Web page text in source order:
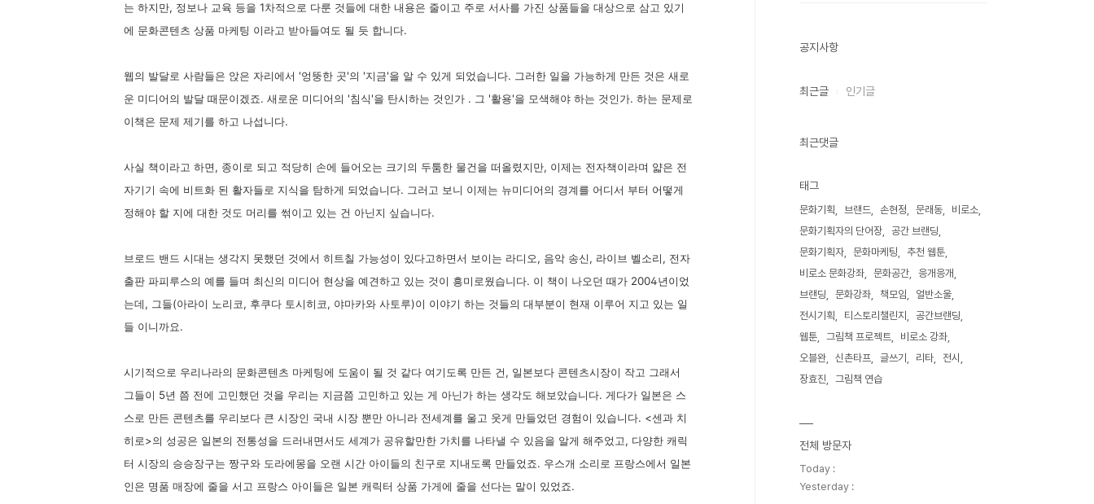
는 하지만, 정보나 교육 등을 1차적으로 다룬 것들에 대한 내용은 줄이고 주로 서사를 가진 상품들을 대상으로 삼고 있기
에 문화콘텐츠 상품 마케팅 이라고 받아들여도 될 듯 합니다.
웹의 발달로 사람들은 앉은 자리에서 '엉뚱한 곳'의 '지금'을 알 수 있게 되었습니다. 그러한 일을 가능하게 만든 것은 새로
운 미디어의 발달 때문이겠죠. 새로운 미디어의 '침식'을 탄시하는 것인가 . 그 '활용'을 모색해야 하는 것인가. 하는 문제로
이책은 문제 제기를 하고 나섭니다.
사실 책이라고 하면, 종이로 되고 적당히 손에 들어오는 크기의 두툼한 물건을 떠올렸지만, 이제는 전자책이라며 얇은 전
자기기 속에 비트화 된 활자들로 지식을 탐하게 되었습니다. 그러고 보니 이제는 뉴미디어의 경계를 어디서 부터 어떻게
정해야 할 지에 대한 것도 머리를 썪이고 있는 건 아닌지 싶습니다.
브로드 밴드 시대는 생각지 못했던 것에서 히트칠 가능성이 있다고하면서 보이는 라디오, 음악 송신, 라이브 벨소리, 전자
출판 파피루스의 예를 들며 최신의 미디어 현상을 예견하고 있는 것이 흥미로웠습니다. 이 책이 나오던 때가 2004년이었
는데, 그들(아라이 노리코, 후쿠다 토시히코, 야마카와 사토루)이 이야기 하는 것들의 대부분이 현재 이루어 지고 있는 일
들 이니까요.
시기적으로 우리나라의 문화콘텐츠 마케팅에 도움이 될 것 같다 여기도록 만든 건, 일본보다 콘텐츠시장이 작고 그래서
그들이 5년 쯤 전에 고민했던 것을 우리는 지금쯤 고민하고 있는 게 아닌가 하는 생각도 해보았습니다. 게다가 일본은 스
스로 만든 콘텐츠를 우리보다 큰 시장인 국내 시장 뿐만 아니라 전세계를 울고 웃게 만들었던 경험이 있습니다. <센과 치
히로>의 성공은 일본의 전통성을 드러내면서도 세계가 공유할만한 가치를 나타낼 수 있음을 알게 해주었고, 다양한 캐릭
터 시장의 승승장구는 짱구와 도라에몽을 오랜 시간 아이들의 친구로 지내도록 만들었죠. 우스개 소리로 프랑스에서 일본
인은 명품 매장에 줄을 서고 프랑스 아이들은 일본 캐릭터 상품 가게에 줄을 선다는 말이 있었죠.
공지사항
최근글 인기글
최근댓글
태그
문화기획 브랜드 손현정 문래동
비로소
문화기획자의 단어장
공간 브랜딩
문화기획자
문화마케팅
추천 웹툰
비로소 문화강좌
문화공간
응개응개
브랜딩
문화강좌 책모임
얼반소울
전시기획
티스토리챌린지
공간브랜딩
웹툰
그림책 프로젝트
비로소 강좌
오블완
신촌타프 글쓰기 리타
전시
장효진
그림책 연습
전체 방문자
Today :
Yesterday :